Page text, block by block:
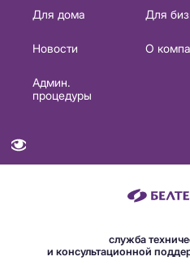
Основная
навигация
Для дома Для
Новости
О
Админ.
процедуры
служба
и консультационной